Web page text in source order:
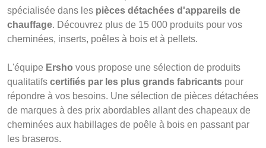
spécialisée dans les pièces détachées d'appareils de
chauffage. Découvrez plus de 15 000 produits pour vos
cheminées, inserts, poêles à bois et à pellets.
L'équipe Ersho vous propose une sélection de produits
qualitatifs certifiés par les plus grands fabricants pour
répondre à vos besoins. Une sélection de pièces détachées
de marques à des prix abordables allant des chapeaux de
cheminées aux habillages de poêle à bois en passant par
les braseros.